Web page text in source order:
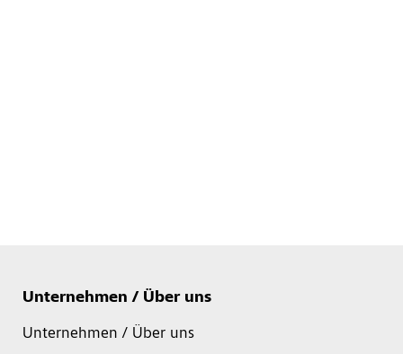
Unternehmen / Über uns
Unternehmen / Über uns